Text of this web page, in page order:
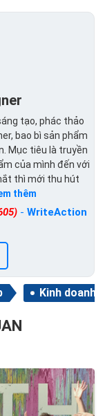
tạo, phác thảo
bao bì sản phẩm
Mục tiêu là truyền
của mình đến với
thì mới thu hút
thêm
- WriteAction
Kinh doanh